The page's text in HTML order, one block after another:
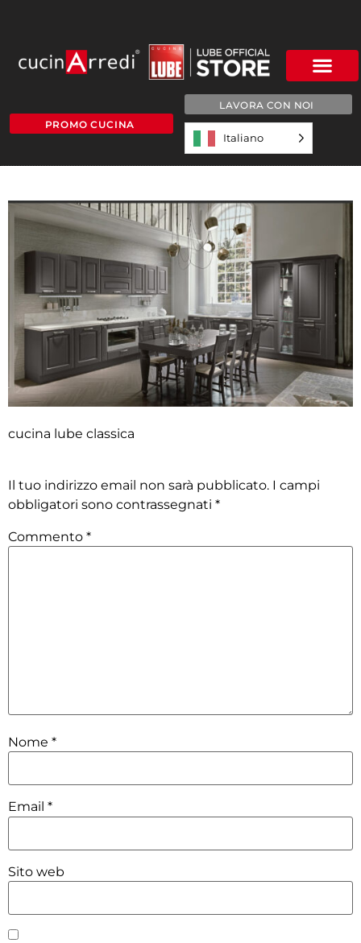
PROMO CUCINA
LAVORA CON NOI
Italiano
cucina lube classica
Il tuo indirizzo email non sarà pubblicato. I campi
obbligatori sono contrassegnati *
Commento *
Nome *
Email *
Sito web